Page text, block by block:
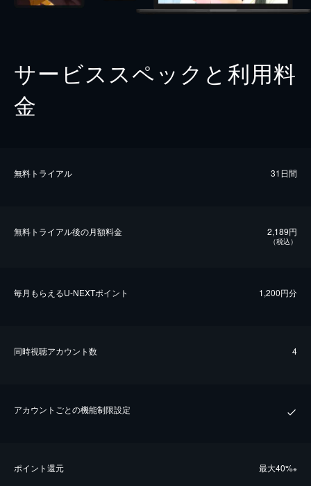
サービススペックと利用料
金
無料トライアル 31日間
無料トライアル後の⽉額料金 2,189円
（税込）
毎⽉もらえるU-NEXTポイント 1,200円分
同時視聴アカウント数 4
アカウントごとの機能制限設定
ポイント還元 最⼤40%※